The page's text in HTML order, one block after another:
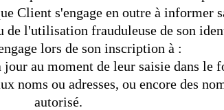
Client s'engage en outre à informer
de l'utilisation frauduleuse de son
lors de son inscription à :
au moment de leur saisie dans le
noms ou adresses, ou encore des
autorisé.